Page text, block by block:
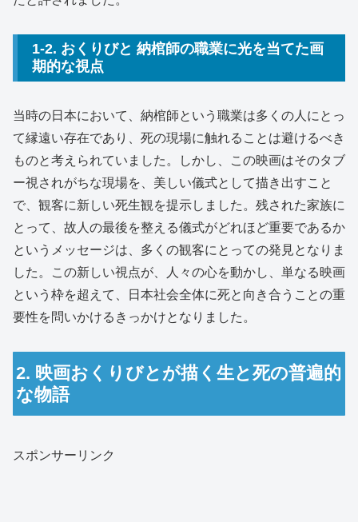
1-2. おくりびと 納棺師の職業に光を当てた画
期的な視点
当時の日本において、納棺師という職業は多くの人にとっ
て縁遠い存在であり、死の現場に触れることは避けるべき
ものと考えられていました。しかし、この映画はそのタブ
ー視されがちな現場を、美しい儀式として描き出すこと
で、観客に新しい死生観を提示しました。残された家族に
とって、故人の最後を整える儀式がどれほど重要であるか
というメッセージは、多くの観客にとっての発見となりま
した。この新しい視点が、人々の心を動かし、単なる映画
という枠を超えて、日本社会全体に死と向き合うことの重
要性を問いかけるきっかけとなりました。
2. 映画おくりびとが描く生と死の普遍的
な物語
スポンサーリンク